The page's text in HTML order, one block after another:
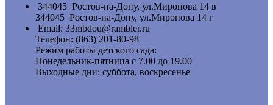
344045 Ростов-на-Дону, ул.Миронова 14 в
344045 Ростов-на-Дону, ул.Миронова 14 г
Email: 33mbdou@rambler.ru
Телефон: (863) 201-80-98
Режим работы детского сада:
Понедельник-пятница с 7.00 до 19.00
Выходные дни: суббота, воскресенье